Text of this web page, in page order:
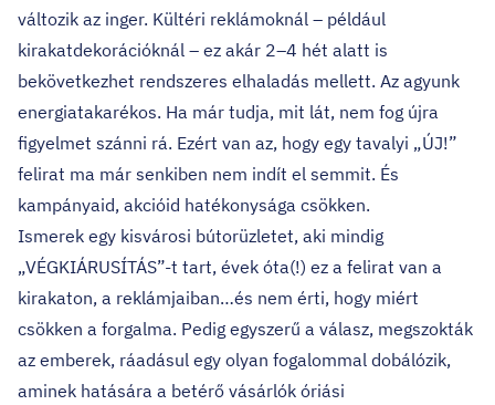
változik az inger. Kültéri reklámoknál – például
kirakatdekorációknál – ez akár 2–4 hét alatt is
bekövetkezhet rendszeres elhaladás mellett. Az agyunk
energiatakarékos. Ha már tudja, mit lát, nem fog újra
figyelmet szánni rá. Ezért van az, hogy egy tavalyi „ÚJ!”
felirat ma már senkiben nem indít el semmit. És
kampányaid, akcióid hatékonysága csökken.
Ismerek egy kisvárosi bútorüzletet, aki mindig
„VÉGKIÁRUSÍTÁS”-t tart, évek óta(!) ez a felirat van a
kirakaton, a reklámjaiban…és nem érti, hogy miért
csökken a forgalma. Pedig egyszerű a válasz, megszokták
az emberek, ráadásul egy olyan fogalommal dobálózik,
aminek hatására a betérő vásárlók óriási